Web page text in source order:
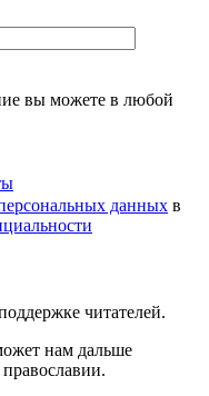
вы можете в любой
данных в
читателей.
нам дальше
.